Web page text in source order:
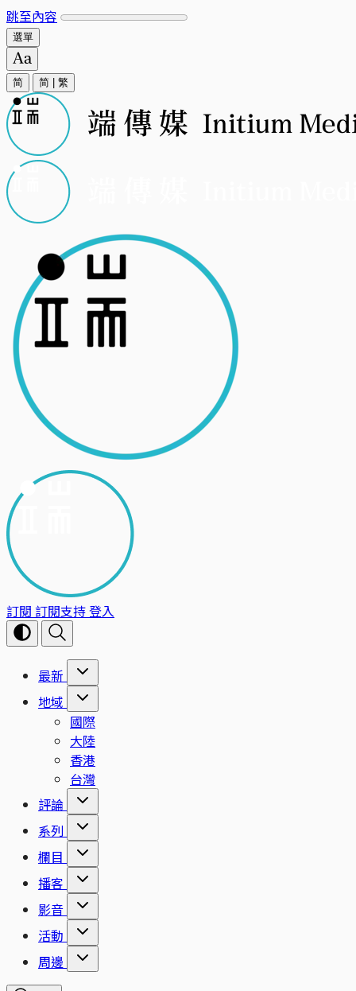
跳至內容
選單
简 简 繁
訂閱 訂閱支持登入
最新
地域
國際
大陸
香港
台灣
評論
系列
欄目
播客
影音
活動
周邊